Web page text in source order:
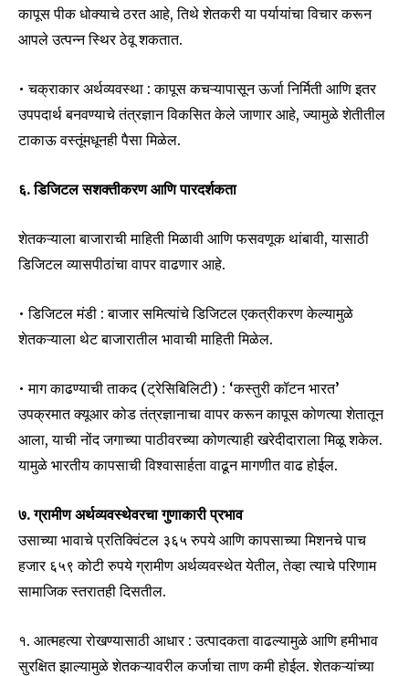
कापूस पीक धोक्याचे ठरत आहे, तिथे शेतकरी या पर्यायांचा विचार करून
आपले उत्पन्न स्थिर ठेवू शकतात.
• चक्राकार अर्थव्यवस्था : कापूस कचऱ्यापासून ऊर्जा निर्मिती आणि इतर
उपपदार्थ बनवण्याचे तंत्रज्ञान विकसित केले जाणार आहे, ज्यामुळे शेतीतील
टाकाऊ वस्तूंमधूनही पैसा मिळेल.
६. डिजिटल सशक्तीकरण आणि पारदर्शकता
शेतकऱ्याला बाजाराची माहिती मिळावी आणि फसवणूक थांबावी, यासाठी
डिजिटल व्यासपीठांचा वापर वाढणार आहे.
• डिजिटल मंडी : बाजार समित्यांचे डिजिटल एकत्रीकरण केल्यामुळे
शेतकऱ्याला थेट बाजारातील भावाची माहिती मिळेल.
• माग काढण्याची ताकद (ट्रेसिबिलिटी) : ‘कस्तुरी कॉटन भारत’
उपक्रमात क्यूआर कोड तंत्रज्ञानाचा वापर करून कापूस कोणत्या शेतातून
आला, याची नोंद जगाच्या पाठीवरच्या कोणत्याही खरेदीदाराला मिळू शकेल.
यामुळे भारतीय कापसाची विश्वासार्हता वाढून मागणीत वाढ होईल.
७. ग्रामीण अर्थव्यवस्थेवरचा गुणाकारी प्रभाव
उसाच्या भावाचे प्रतिक्विंटल ३६५ रुपये आणि कापसाच्या मिशनचे पाच
हजार ६५९ कोटी रुपये ग्रामीण अर्थव्यवस्थेत येतील, तेव्हा त्याचे परिणाम
सामाजिक स्तरातही दिसतील.
१. आत्महत्या रोखण्यासाठी आधार : उत्पादकता वाढल्यामुळे आणि हमीभाव
सुरक्षित झाल्यामुळे शेतकऱ्यावरील कर्जाचा ताण कमी होईल. शेतकऱ्यांच्या